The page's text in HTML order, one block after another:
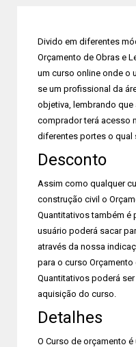
Divido em diferentes
Orçamento de Obras e
um curso online onde o
se um profissional da
objetiva, lembrando
comprador terá acesso
diferentes portes o
Desconto
Assim como qualquer
construção civil o
Quantitativos também é
usuário poderá sacar
através da nossa
para o curso
Quantitativos poderá
aquisição do curso.
Detalhes
O Curso de orçamento